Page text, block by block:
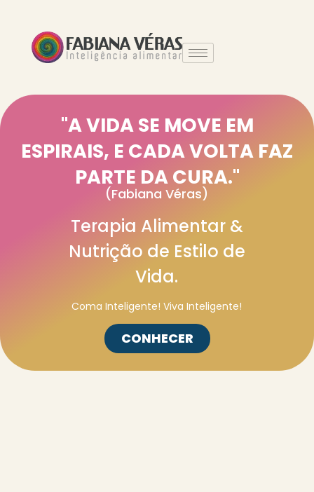
"A VIDA SE MOVE EM
ESPIRAIS, E CADA VOLTA FAZ
PARTE DA CURA."
(Fabiana Véras)
Terapia Alimentar &
Nutrição de Estilo de
Vida.
Coma Inteligente! Viva Inteligente!
CONHECER